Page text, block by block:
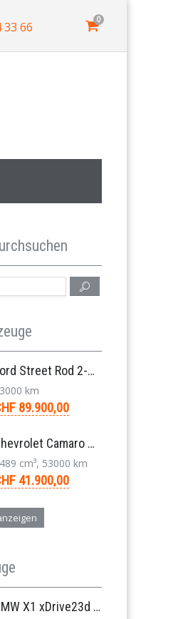
33 66 0
Ford Street Rod 2-Door V8 Aut. 1937
km
89.900,00
Chevrolet Camaro SS 396 LS3 Coupe Aut. 1971
cm³, 53000 km
41.900,00
BMW X1 xDrive23d E84 204 PS Steptronic Panorama Navi Leder PDC 2011